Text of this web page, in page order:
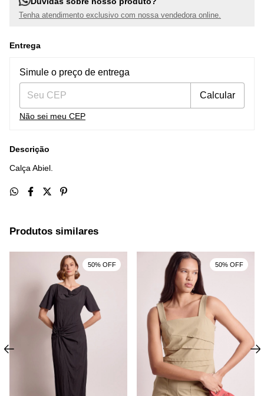
Tenha atendimento exclusivo com nossa vendedora online.
Entrega
Entregas para o CEP:
Simule o preço de entrega
Calcular
Não sei meu CEP
Descrição
Calça Abiel.
Produtos similares
50% OFF 50% OFF